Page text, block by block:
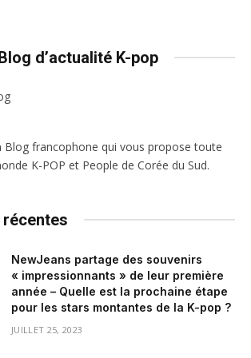
d’actualité K-pop
Blog francophone qui vous propose toute
K-POP et People de Corée du Sud.
NewJeans partage des souvenirs
« impressionnants » de leur première
année – Quelle est la prochaine étape
pour les stars montantes de la K-pop ?
JUILLET 25, 2023